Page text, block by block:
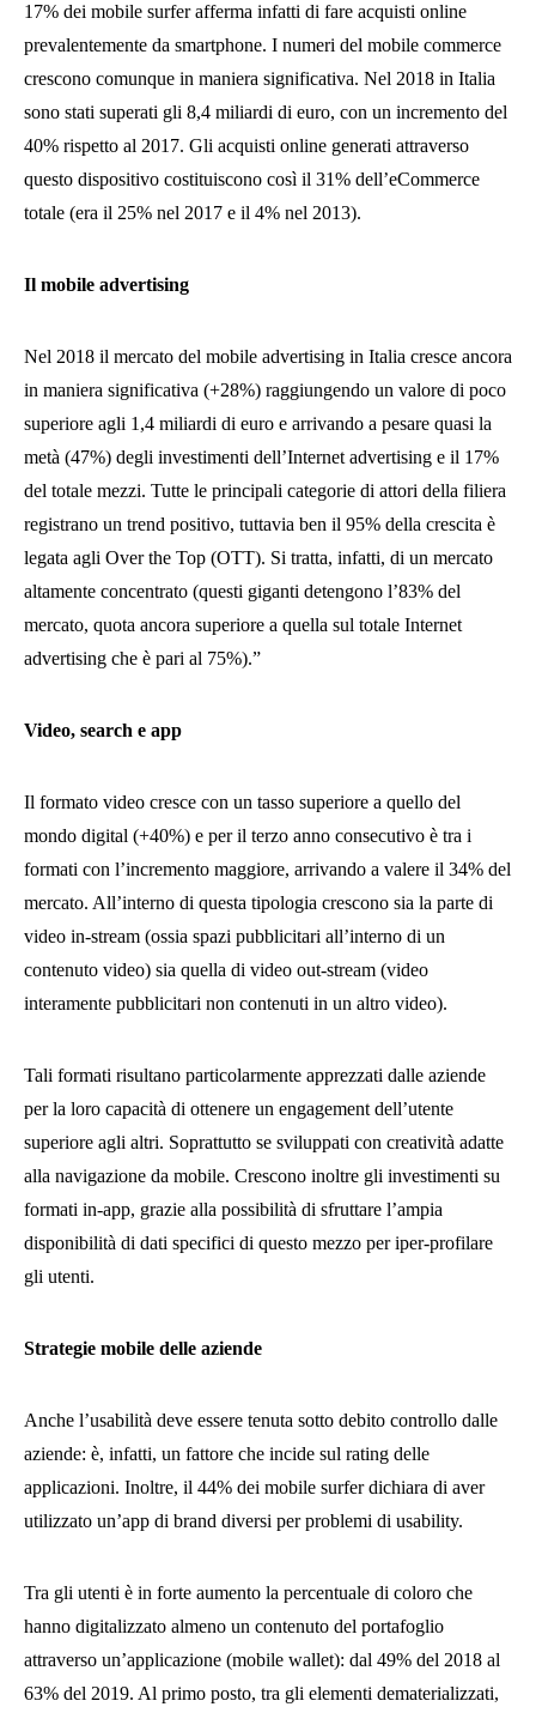
17% dei mobile surfer afferma infatti di fare acquisti online
prevalentemente da smartphone. I numeri del mobile commerce
crescono comunque in maniera significativa. Nel 2018 in Italia
sono stati superati gli 8,4 miliardi di euro, con un incremento del
40% rispetto al 2017. Gli acquisti online generati attraverso
questo dispositivo costituiscono così il 31% dell’eCommerce
totale (era il 25% nel 2017 e il 4% nel 2013).
Il mobile advertising
Nel 2018 il mercato del mobile advertising in Italia cresce ancora
in maniera significativa (+28%) raggiungendo un valore di poco
superiore agli 1,4 miliardi di euro e arrivando a pesare quasi la
metà (47%) degli investimenti dell’Internet advertising e il 17%
del totale mezzi. Tutte le principali categorie di attori della filiera
registrano un trend positivo, tuttavia ben il 95% della crescita è
legata agli Over the Top (OTT). Si tratta, infatti, di un mercato
altamente concentrato (questi giganti detengono l’83% del
mercato, quota ancora superiore a quella sul totale Internet
advertising che è pari al 75%).”
Video, search e app
Il formato video cresce con un tasso superiore a quello del
mondo digital (+40%) e per il terzo anno consecutivo è tra i
formati con l’incremento maggiore, arrivando a valere il 34% del
mercato. All’interno di questa tipologia crescono sia la parte di
video in-stream (ossia spazi pubblicitari all’interno di un
contenuto video) sia quella di video out-stream (video
interamente pubblicitari non contenuti in un altro video).
Tali formati risultano particolarmente apprezzati dalle aziende
per la loro capacità di ottenere un engagement dell’utente
superiore agli altri. Soprattutto se sviluppati con creatività adatte
alla navigazione da mobile. Crescono inoltre gli investimenti su
formati in-app, grazie alla possibilità di sfruttare l’ampia
disponibilità di dati specifici di questo mezzo per iper-profilare
gli utenti.
Strategie mobile delle aziende
Anche l’usabilità deve essere tenuta sotto debito controllo dalle
aziende: è, infatti, un fattore che incide sul rating delle
applicazioni. Inoltre, il 44% dei mobile surfer dichiara di aver
utilizzato un’app di brand diversi per problemi di usability.
Tra gli utenti è in forte aumento la percentuale di coloro che
hanno digitalizzato almeno un contenuto del portafoglio
attraverso un’applicazione (mobile wallet): dal 49% del 2018 al
63% del 2019. Al primo posto, tra gli elementi dematerializzati,